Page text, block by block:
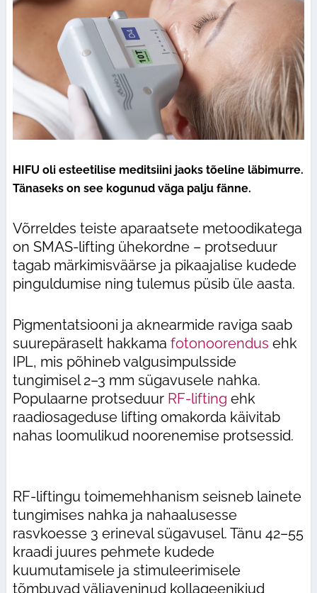
HIFU oli esteetilise meditsiini jaoks tõeline läbimurre.
Tänaseks on see kogunud väga palju fänne.
Võrreldes teiste aparaatsete metoodikatega
on SMAS-lifting ühekordne – protseduur
tagab märkimisväärse ja pikaajalise kudede
pinguldumise ning tulemus püsib üle aasta.
Pigmentatsiooni ja aknearmide raviga saab
suurepäraselt hakkama fotonoorendus ehk
IPL, mis põhineb valgusimpulsside
tungimisel 2–3 mm sügavusele nahka.
Populaarne protseduur RF-lifting ehk
raadiosageduse lifting omakorda käivitab
nahas loomulikud noorenemise protsessid.
RF-liftingu toimemehhanism seisneb lainete
tungimises nahka ja nahaalusesse
rasvkoesse 3 erineval sügavusel. Tänu 42–55
kraadi juures pehmete kudede
kuumutamisele ja stimuleerimisele
tõmbuvad väljaveninud kollageenikiud